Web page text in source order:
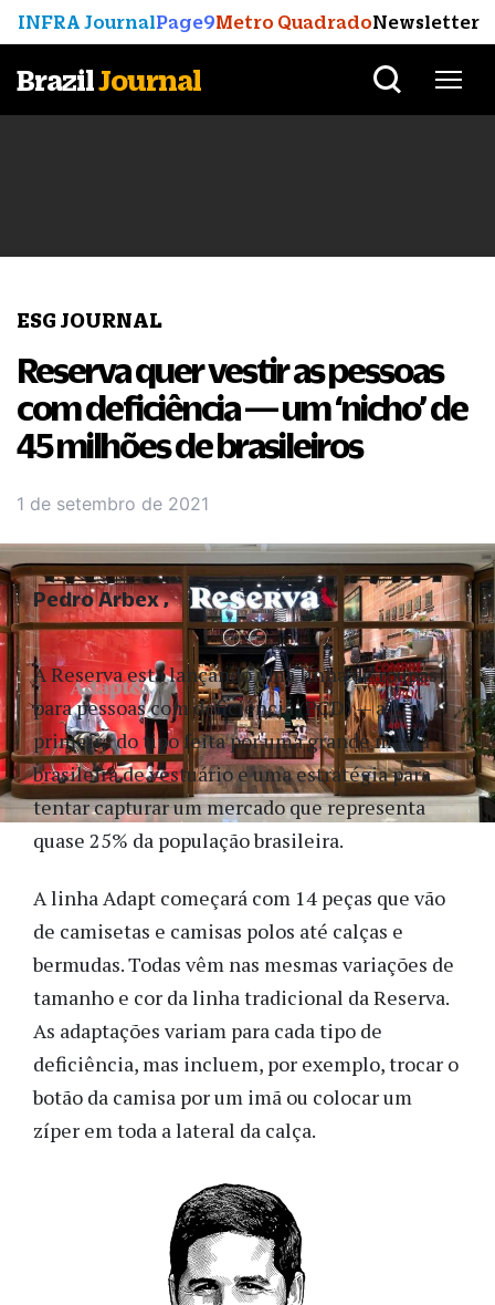
INFRA JournalPage9Metro QuadradoNewsletter
BrazilJournal
ESG JOURNAL
Reserva quer vestir as pessoas
com deficiência — um ‘nicho’ de
45 milhões de brasileiros
1 de setembro de 2021
A Reserva está lançando uma linha de roupas
para pessoas com deficiência (PCD) — a
primeira do tipo feita por uma grande marca
brasileira de vestuário e uma estratégia para
tentar capturar um mercado que representa
quase 25% da população brasileira.
A linha Adapt começará com 14 peças que vão
de camisetas e camisas polos até calças e
bermudas. Todas vêm nas mesmas variações de
tamanho e cor da linha tradicional da Reserva.
As adaptações variam para cada tipo de
deficiência, mas incluem, por exemplo, trocar o
botão da camisa por um imã ou colocar um
zíper em toda a lateral da calça.
Pedro Arbex